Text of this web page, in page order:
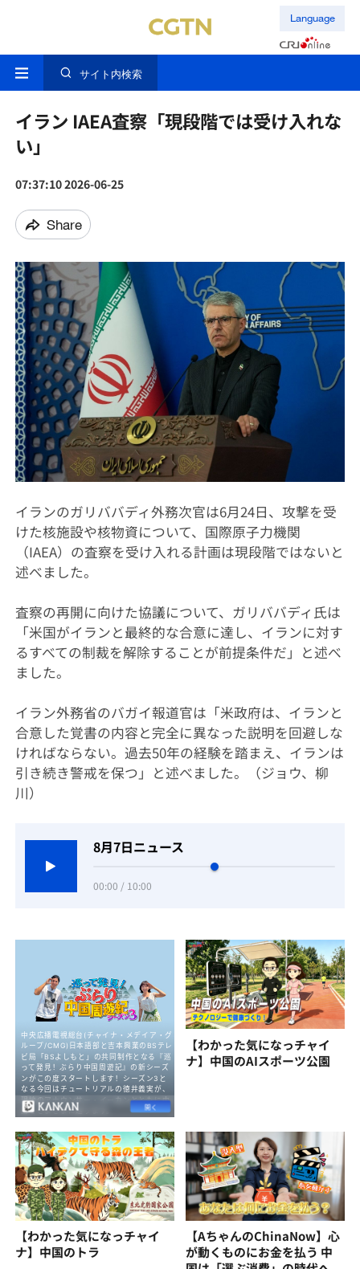
Language
サイト内検索
イラン IAEA査察「現段階では受け入れな
い」
07:37:10 2026-06-25
Share
イランのガリババディ外務次官は6月24日、攻撃を受
けた核施設や核物資について、国際原子力機関
（IAEA）の査察を受け入れる計画は現段階ではないと
述べました。
査察の再開に向けた協議について、ガリババディ氏は
「米国がイランと最終的な合意に達し、イランに対す
るすべての制裁を解除することが前提条件だ」と述べ
ました。
イラン外務省のバガイ報道官は「米政府は、イランと
合意した覚書の内容と完全に異なった説明を回避しな
ければならない。過去50年の経験を踏まえ、イランは
引き続き警戒を保つ」と述べました。（ジョウ、柳
川）
8月7日ニュース
00:00 / 10:00
【わかった気になっチャイ
ナ】中国のAIスポーツ公園
【わかった気になっチャイ
ナ】中国のトラ
【AちゃんのChinaNow】心
が動くものにお金を払う 中